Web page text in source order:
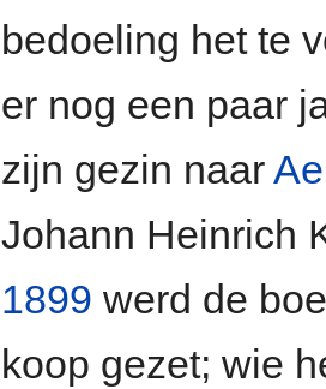
bedoeling het te
er nog een paar
zijn gezin naar
Johann Heinrich
1899 werd de
koop gezet; wie